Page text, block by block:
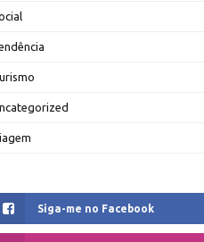
Siga-me no Facebook